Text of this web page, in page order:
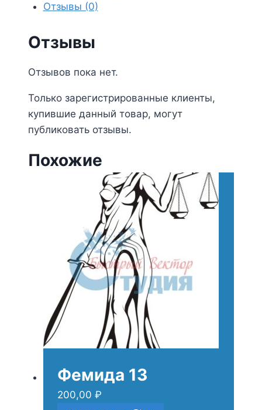
Отзывы (0)
Отзывы
Отзывов пока нет.
Только зарегистрированные клиенты,
купившие данный товар, могут
публиковать отзывы.
Похожие
Фемида 13
200,00 ₽